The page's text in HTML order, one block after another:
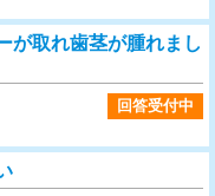
が取れ歯茎が腫れまし
回答受付中